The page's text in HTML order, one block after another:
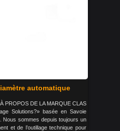
automatique
PROPOS DE LA MARQUE CLAS
Solutions?» basée en Savoie
Nous sommes depuis toujours un
et de l’outillage technique pour